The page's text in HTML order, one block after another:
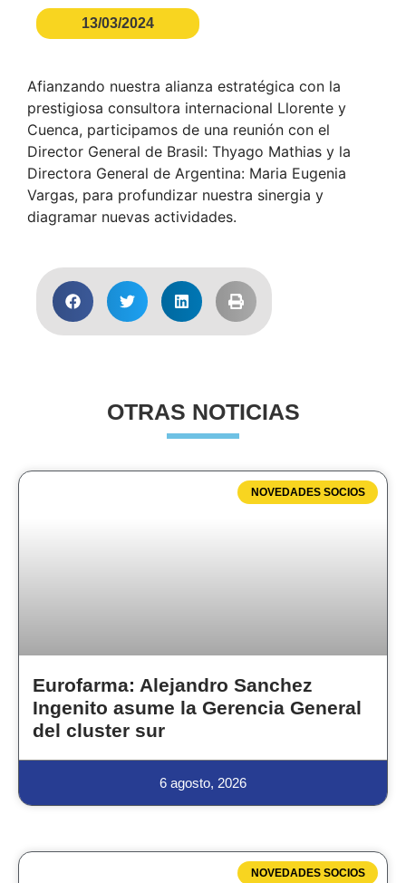
13/03/2024
Afianzando nuestra alianza estratégica con la
prestigiosa consultora internacional Llorente y
Cuenca, participamos de una reunión con el
Director General de Brasil: Thyago Mathias y la
Directora General de Argentina: Maria Eugenia
Vargas, para profundizar nuestra sinergia y
diagramar nuevas actividades.
OTRAS NOTICIAS
NOVEDADES SOCIOS
Eurofarma: Alejandro Sanchez
Ingenito asume la Gerencia General
del cluster sur
6 agosto, 2026
NOVEDADES SOCIOS